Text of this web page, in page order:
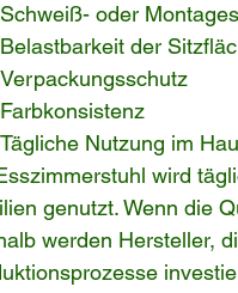
Schweiß- oder
Belastbarkeit der
Verpackungsschutz
Farbkonsistenz
Tägliche Nutzung im
wird
genutzt. Wenn die
werden Hersteller,